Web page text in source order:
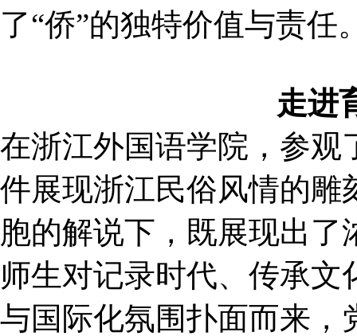
了“侨”的独特价值与责任
走进
在浙江外国语学院，参观
件展现浙江民俗风情的雕
胞的解说下，既展现出
师生对记录时代、传承
与国际化氛围扑面而来，